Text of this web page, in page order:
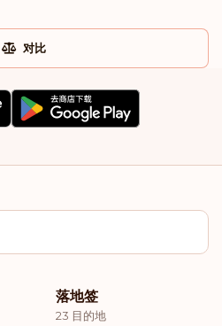
对比
落地签
23 目的地